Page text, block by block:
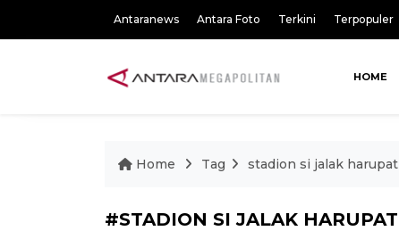
Antaranews Antara Foto Terkini Terpopuler
HOME
Home Tag stadion si jalak harupat
#STADION SI JALAK HARUPAT